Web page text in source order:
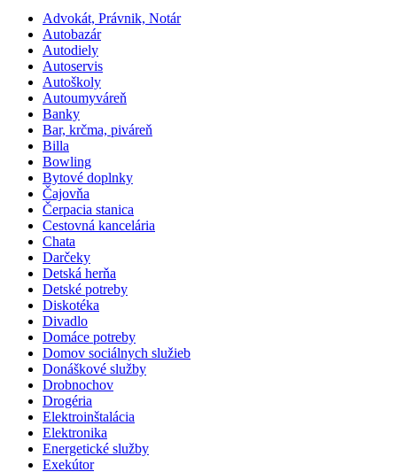
Advokát, Právnik, Notár
Autobazár
Autodiely
Autoservis
Autoškoly
Autoumyváreň
Banky
Bar, krčma, piváreň
Billa
Bowling
Bytové doplnky
Čajovňa
Čerpacia stanica
Cestovná kancelária
Chata
Darčeky
Detská herňa
Detské potreby
Diskotéka
Divadlo
Domáce potreby
Domov sociálnych služieb
Donáškové služby
Drobnochov
Drogéria
Elektroinštalácia
Elektronika
Energetické služby
Exekútor